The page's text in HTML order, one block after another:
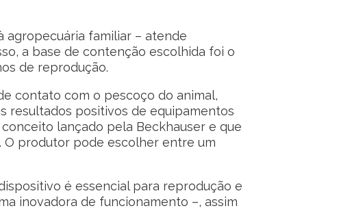
agropecuária familiar – atende
a base de contenção escolhida foi o
de reprodução.
contato com o pescoço do animal,
resultados positivos de equipamentos
lançado pela Beckhauser e que
produtor pode escolher entre um
é essencial para reprodução e
inovadora de funcionamento –, assim